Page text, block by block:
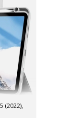
(2022),